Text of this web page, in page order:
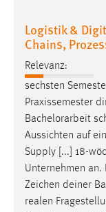
Logistik &
Chains,
Relevanz:
sechsten
Praxissemester
Bachelorarbeit
Aussichten auf
Supply [...] 18-
Unternehmen
Zeichen deiner
realen